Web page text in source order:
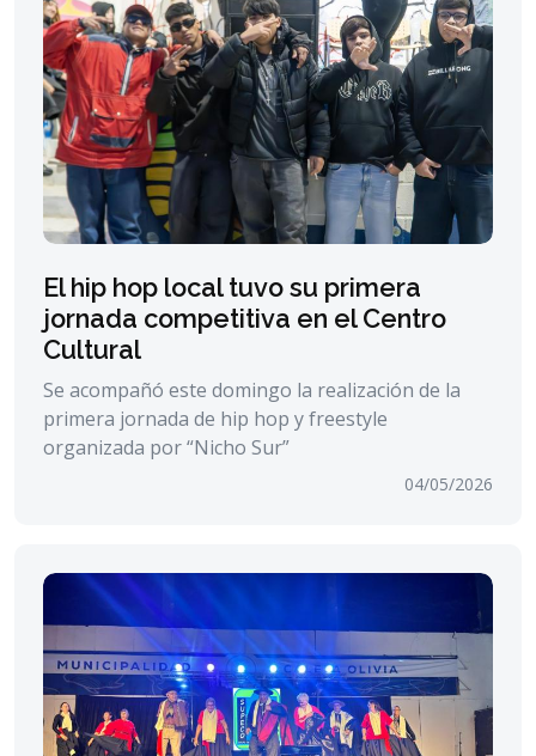
El hip hop local tuvo su primera
jornada competitiva en el Centro
Cultural
Se acompañó este domingo la realización de la
primera jornada de hip hop y freestyle
organizada por “Nicho Sur”
04/05/2026